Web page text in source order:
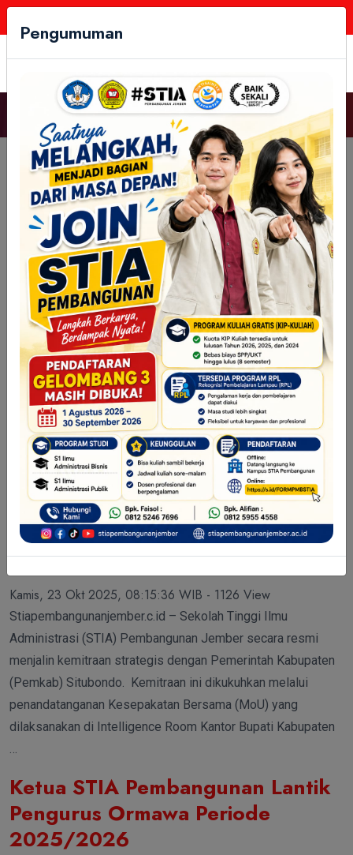
Pengumuman
Kategori Agenda
Perkuat Tri Dharma, STIA
Pembangunan Jember dan
UNARS Situbondo Tandatangani
MoU Kolaborasi Strategis
Kamis, 23 Okt 2025, 08:11:40 WIB - 1155 View
Stiapembangunanjember.c.id – Sekolah Tinggi Ilmu
Administrasi (STIA) Pembangunan Jember dan Universitas
Abdurachman Saleh Situbondo (UNARS) resmi menjalin
kemitraan strategis melalui penandatanganan Nota
Kesepahaman (MoU). Acara yang berlangsung di Aula
kampus UNARS ini menjadi landasan bagi kedua institusi
untuk …
STIA Pembangunan dan Pemkab
Situbondo Teken MoU, Siap
Kolaborasi Wujudkan Situbondo
Naik Kelas Melalui Tri Dharma
Perguruan Tinggi
Kamis, 23 Okt 2025, 08:15:36 WIB - 1126 View
Stiapembangunanjember.c.id – Sekolah Tinggi Ilmu
Administrasi (STIA) Pembangunan Jember secara resmi
menjalin kemitraan strategis dengan Pemerintah Kabupaten
(Pemkab) Situbondo. Kemitraan ini dikukuhkan melalui
penandatanganan Kesepakatan Bersama (MoU) yang
dilaksanakan di Intelligence Room Kantor Bupati Kabupaten
Ketua STIA Pembangunan Lantik
Pengurus Ormawa Periode
2025/2026